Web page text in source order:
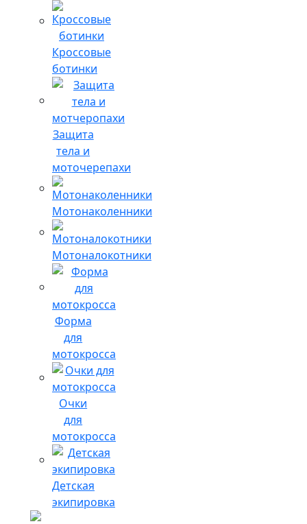
Кроссовые
ботинки
Защита
тела и
моточерепахи
Мотонаколенники
Мотоналокотники
Форма
для
мотокросса
Очки
для
мотокросса
Детская
экипировка